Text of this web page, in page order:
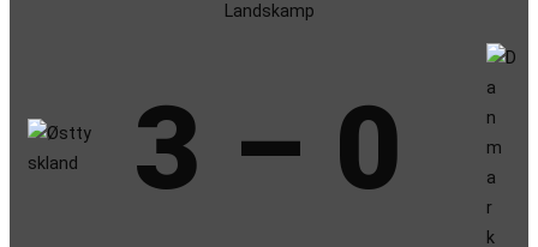
Landskamp
3 – 0